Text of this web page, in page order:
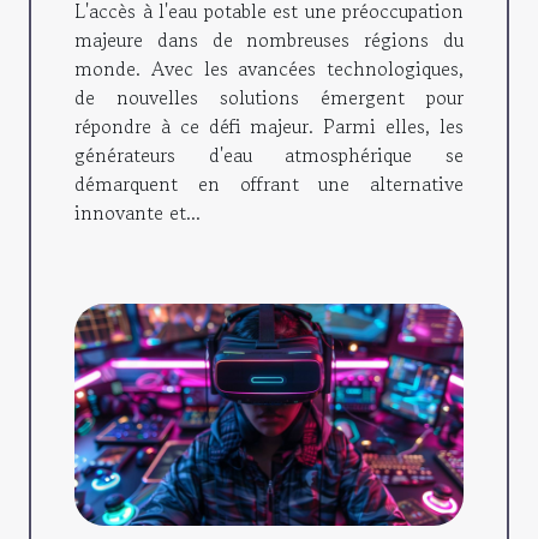
eau
L'accès à l'eau potable est une préoccupation
majeure dans de nombreuses régions du
monde. Avec les avancées technologiques,
de nouvelles solutions émergent pour
répondre à ce défi majeur. Parmi elles, les
générateurs d'eau atmosphérique se
démarquent en offrant une alternative
innovante et...